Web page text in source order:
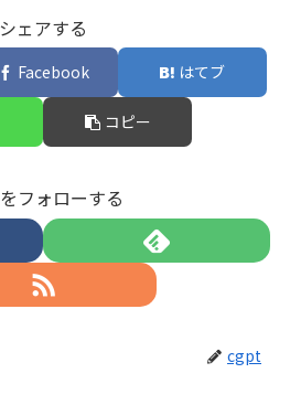
シェアする
Facebook はてブ
コピー
フォローする
cgpt